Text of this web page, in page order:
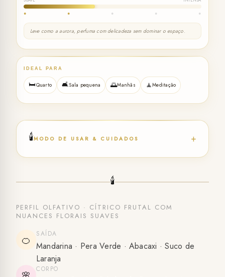
● ● ● ● ●
Leve como a aurora, perfuma com delicadeza sem dominar o espaço.
IDEAL PARA
🛏️Quarto 🛋️Sala pequena 🌅Manhãs 🧘Meditação
🕯️MODO DE USAR & CUIDADOS +
🕯️
PERFIL OLFATIVO · CÍTRICO FRUTAL COM
NUANCES FLORAIS SUAVES
🍊 SAÍDA
Mandarina · Pera Verde · Abacaxi · Suco de
Laranja
CORPO